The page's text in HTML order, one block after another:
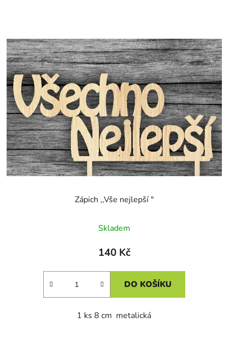
Zápich ,,Vše nejlepší "
Skladem
140 Kč
DO KOŠÍKU
1 ks 8 cm metalická